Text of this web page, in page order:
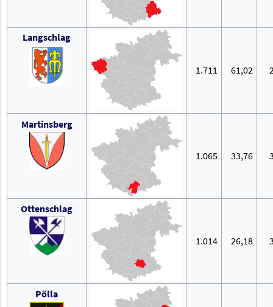
Langschlag
1.711 61,02
Martinsberg
1.065 33,76
Ottenschlag
1.014 26,18
Pölla